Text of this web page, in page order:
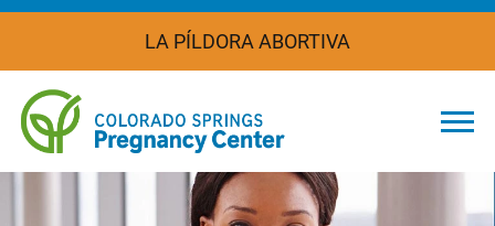
LA PÍLDORA ABORTIVA